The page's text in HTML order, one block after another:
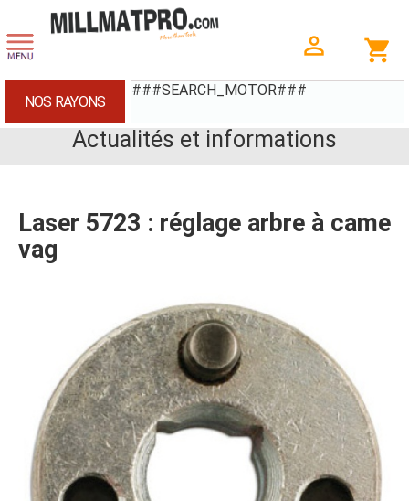
###SEARCH_MOTOR###
NOS RAYONS
Actualités et informations
Laser 5723 : réglage arbre à came
vag